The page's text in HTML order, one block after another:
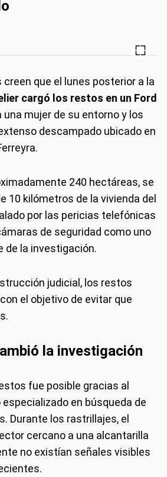
que el lunes posterior a la
cargó los restos en un Ford
mujer de su entorno y los
descampado ubicado en
240 hectáreas, se
10 kilómetros de la vivienda del
por las pericias telefónicas
de seguridad como uno
de la investigación.
judicial, los restos
el objetivo de evitar que
la investigación
fue posible gracias al
en búsqueda de
Durante los rastrillajes, el
cercano a una alcantarilla
no existían señales visibles